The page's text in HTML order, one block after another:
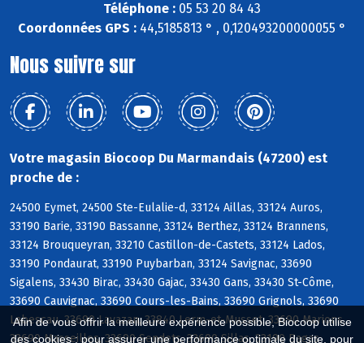
Afin de vous offrir la meilleure expérience possible, Biocoop utilise
des cookies : pour assurer une performance optimale du site, pour
Téléphone : 05 53 20 84 43
Coordonnées GPS : 44,5185813 ° , 0,120493200000055 °
Nous suivre sur
Votre magasin Biocoop Du Marmandais (47200) est
proche de :
24500 Eymet, 24500 Ste-Eulalie-d, 33124 Aillas, 33124 Auros,
33190 Barie, 33190 Bassanne, 33124 Berthez, 33124 Brannens,
33124 Brouqueyran, 33210 Castillon-de-Castets, 33124 Lados,
33190 Pondaurat, 33190 Puybarban, 33124 Savignac, 33690
Sigalens, 33430 Birac, 33430 Gajac, 33430 Gans, 33430 St-Côme,
33690 Cauvignac, 33690 Cours-les-Bains, 33690 Grignols, 33690
Labescau, 33690 Lavazan, 33840 Lerm-et-Musset, 33690 Marions,
33690 Masseilles, 33690 Sendets, 33690 Sillas, 33190 Bagas